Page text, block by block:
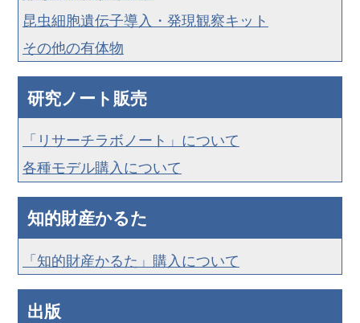
昆虫細胞遺伝子導入・発現観察キット
その他の有体物
研究ノート販売
「リサーチラボノート」について
各種モデル購入について
知的財産かるた
「知的財産かるた」購入について
出版